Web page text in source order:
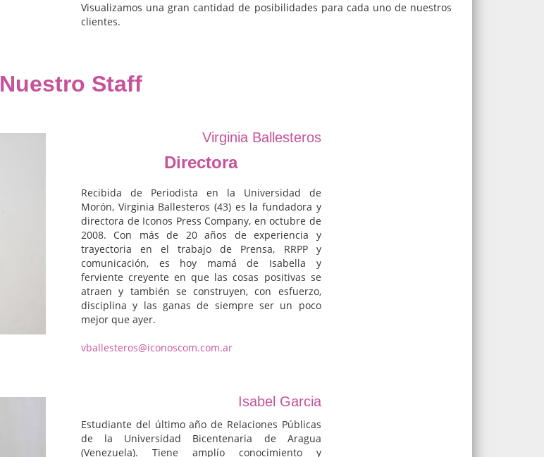
Visualizamos una gran cantidad de posibilidades para cada uno de nuestros
clientes.
Nuestro Staff
Virginia Ballesteros
Directora
Recibida de Periodista en la Universidad de
Morón, Virginia Ballesteros (43) es la fundadora y
directora de Iconos Press Company, en octubre de
2008. Con más de 20 años de experiencia y
trayectoria en el trabajo de Prensa, RRPP y
comunicación, es hoy mamá de Isabella y
ferviente creyente en que las cosas positivas se
atraen y también se construyen, con esfuerzo,
disciplina y las ganas de siempre ser un poco
mejor que ayer.
vballesteros@iconoscom.com.ar
Isabel Garcia
Estudiante del último año de Relaciones Públicas
de la Universidad Bicentenaria de Aragua
(Venezuela). Tiene amplío conocimiento y